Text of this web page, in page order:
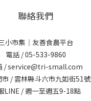
聯絡我們
小市集｜友善食農平台
電話 / 05-533-9860
/ service@tri-small.com
市 / 雲林縣斗六市九如街51號
LINE / 週一至週五9-18點